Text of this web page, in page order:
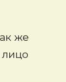
же
лицо